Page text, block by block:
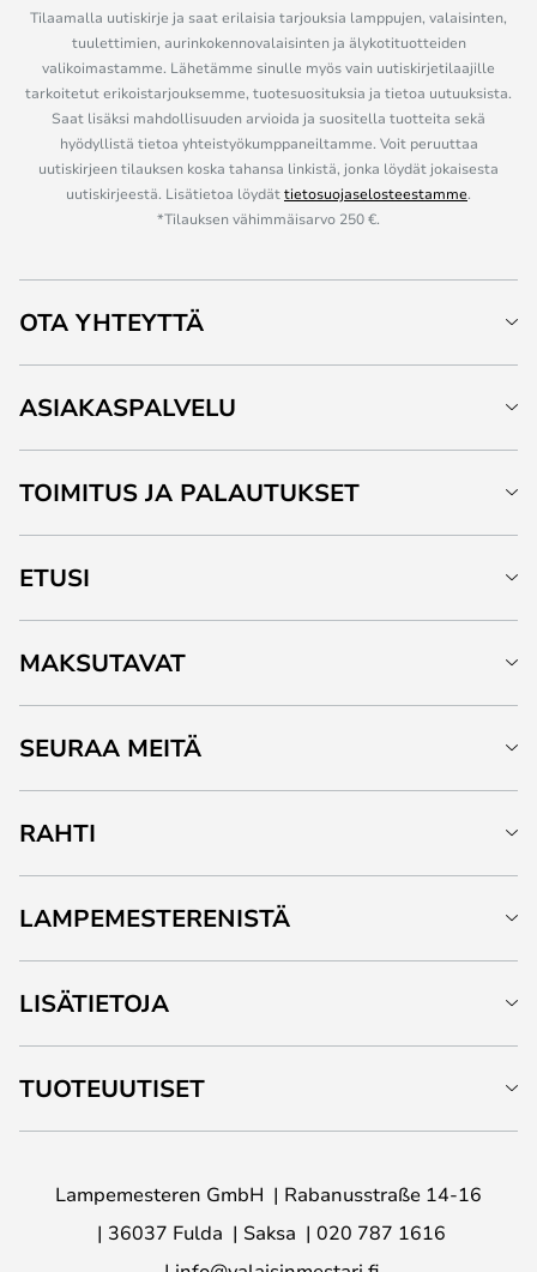
Tilaamalla uutiskirje ja saat erilaisia tarjouksia lamppujen, valaisinten,
tuulettimien, aurinkokennovalaisinten ja älykotituotteiden
valikoimastamme. Lähetämme sinulle myös vain uutiskirjetilaajille
tarkoitetut erikoistarjouksemme, tuotesuosituksia ja tietoa uutuuksista.
Saat lisäksi mahdollisuuden arvioida ja suositella tuotteita sekä
hyödyllistä tietoa yhteistyökumppaneiltamme. Voit peruuttaa
uutiskirjeen tilauksen koska tahansa linkistä, jonka löydät jokaisesta
uutiskirjeestä. Lisätietoa löydättietosuojaselosteestamme.
*Tilauksen vähimmäisarvo 250 €.
OTA YHTEYTTÄ
ASIAKASPALVELU
TOIMITUS JA PALAUTUKSET
ETUSI
MAKSUTAVAT
SEURAA MEITÄ
RAHTI
LAMPEMESTERENISTÄ
LISÄTIETOJA
TUOTEUUTISET
Lampemesteren GmbH
Rabanusstraße 14-16
36037 Fulda
Saksa
020 787 1616